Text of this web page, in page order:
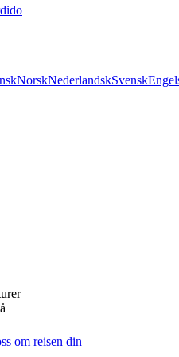
NorskNederlandskSvensk
om reisen din